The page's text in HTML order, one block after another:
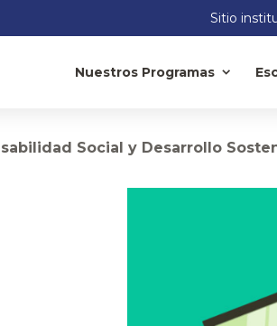
Sitio
Nuestros Programas
Social y Desarrollo